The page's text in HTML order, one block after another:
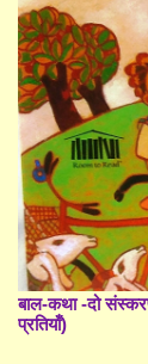
बाल-कथा -दो
प्रतियाँ)